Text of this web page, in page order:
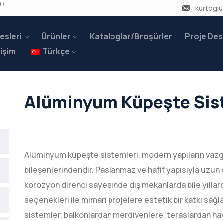
/
Ürünler Kataloglar/Broşürler
Proje
Türkçe
Alüminyum Küpeşte
Alüminyum küpeşte sistemleri, modern yapıların
bileşenlerindendir. Paslanmaz ve hafif yapısıyla uzun
korozyon direnci sayesinde dış mekanlarda bile
seçenekleri ile mimari projelere estetik bir katkı
sistemler, balkonlardan merdivenlere, teraslardan